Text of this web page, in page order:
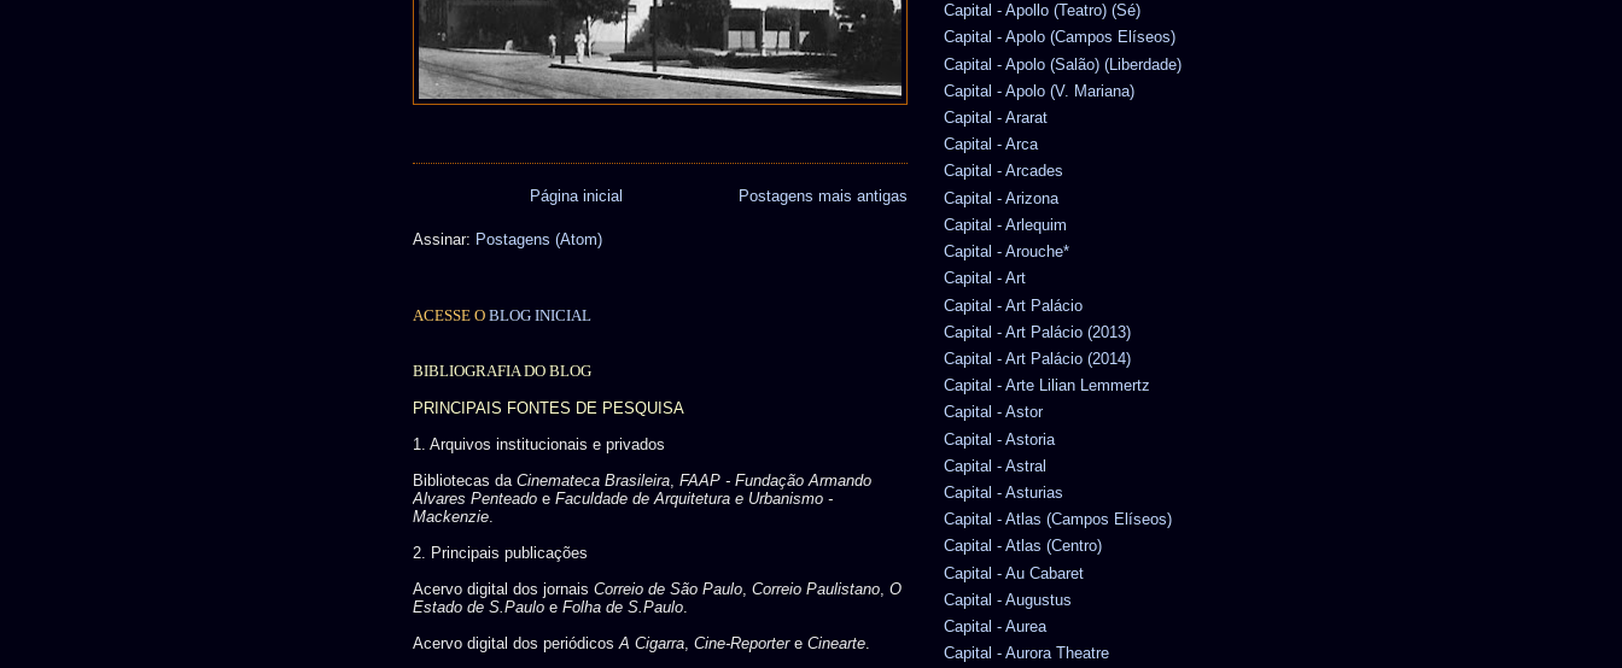
Postagens mais antigas
Página inicial
Assinar: Postagens (Atom)
ACESSE O BLOG INICIAL
BIBLIOGRAFIA DO BLOG
PRINCIPAIS FONTES DE PESQUISA
1. Arquivos institucionais e privados
Bibliotecas da Cinemateca Brasileira FAAP - Fundação Armando
Alvares Penteado e Faculdade de Arquitetura e Urbanismo -
Mackenzie
2. Principais publicações
Acervo digital dos jornais Correio de São Paulo Correio Paulistano O
Estado de S.Paulo e Folha de S.Paulo
Acervo digital dos periódicos A Cigarra Cine-Reportere Cinearte
Capital - Apollo (Teatro) (Sé)
Capital - Apolo (Campos Elíseos)
Capital - Apolo (Salão) (Liberdade)
Capital - Apolo (V. Mariana)
Capital - Ararat
Capital - Arca
Capital - Arcades
Capital - Arizona
Capital - Arlequim
Capital - Arouche*
Capital - Art
Capital - Art Palácio
Capital - Art Palácio (2013)
Capital - Art Palácio (2014)
Capital - Arte Lilian Lemmertz
Capital - Astor
Capital - Astoria
Capital - Astral
Capital - Asturias
Capital - Atlas (Campos Elíseos)
Capital - Atlas (Centro)
Capital - Au Cabaret
Capital - Augustus
Capital - Aurea
Capital - Aurora Theatre